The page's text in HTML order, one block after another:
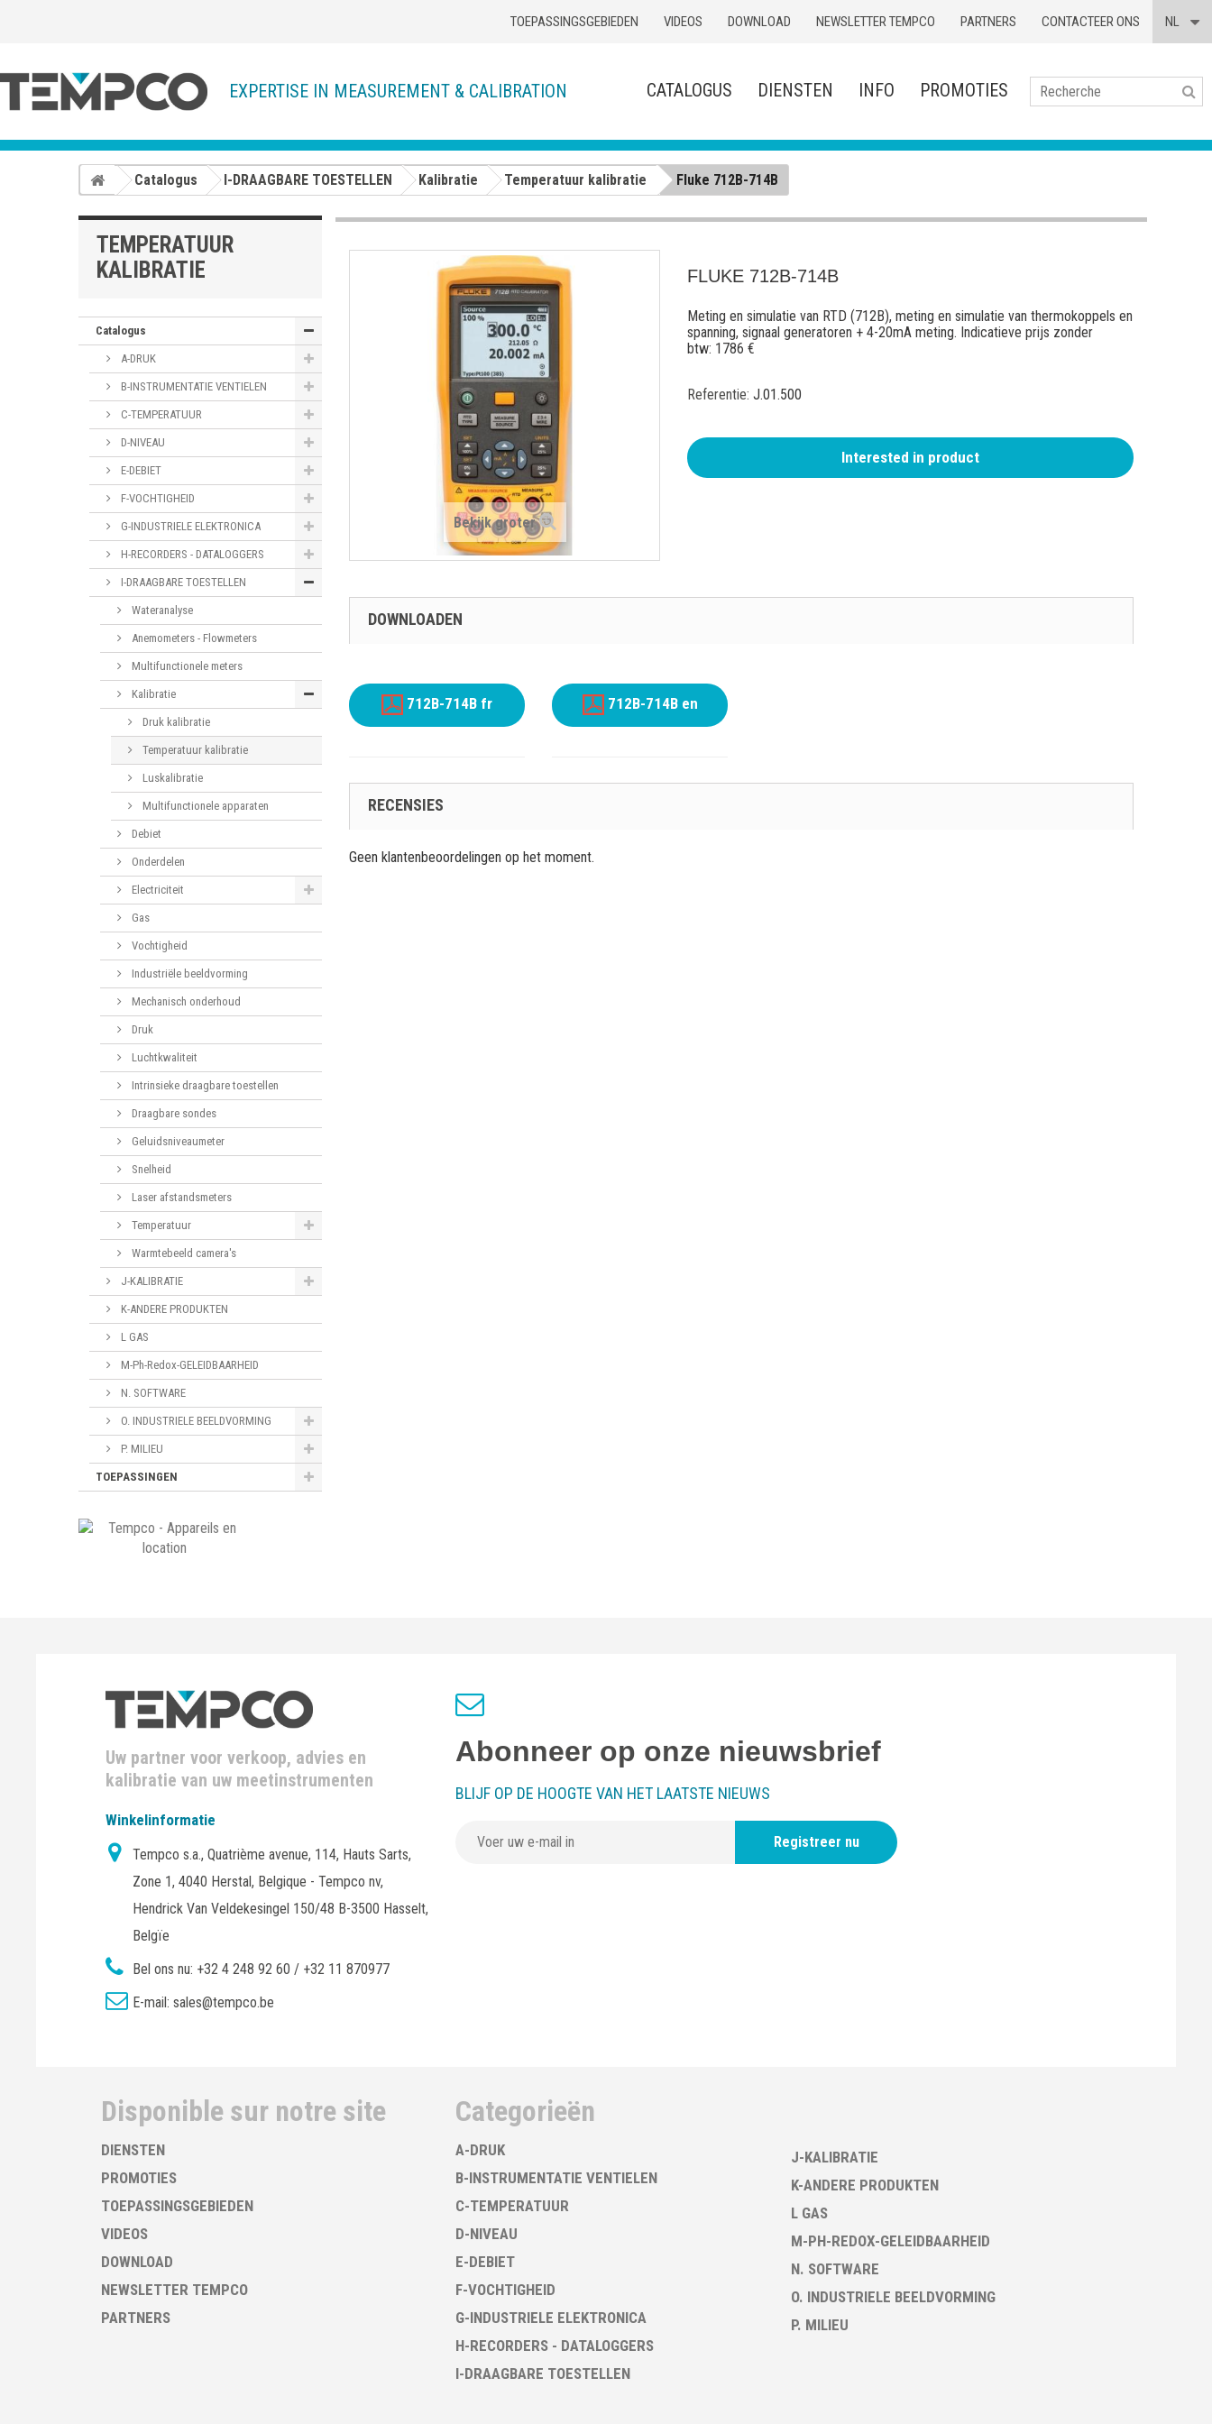
TOEPASSINGSGEBIEDEN VIDEOS DOWNLOAD NEWSLETTER TEMPCO PARTNERS NL
CONTACTEER ONS
EXPERTISE IN MEASUREMENT & CALIBRATION CATALOGUS DIENSTEN INFO PROMOTIES
Catalogus I-DRAAGBARE TOESTELLEN Kalibratie Temperatuur kalibratie Fluke 712B-714B
TEMPERATUUR
KALIBRATIE
Catalogus
A-DRUK
B-INSTRUMENTATIE VENTIELEN
C-TEMPERATUUR
D-NIVEAU
E-DEBIET
F-VOCHTIGHEID
G-INDUSTRIELE ELEKTRONICA
H-RECORDERS - DATALOGGERS
I-DRAAGBARE TOESTELLEN
Wateranalyse
Anemometers - Flowmeters
Multifunctionele meters
Kalibratie
Druk kalibratie
Temperatuur kalibratie
Luskalibratie
Multifunctionele apparaten
Debiet
Onderdelen
Electriciteit
Gas
Vochtigheid
Industriële beeldvorming
Mechanisch onderhoud
Druk
Luchtkwaliteit
Intrinsieke draagbare toestellen
Draagbare sondes
Geluidsniveaumeter
Snelheid
Laser afstandsmeters
Temperatuur
Warmtebeeld camera's
J-KALIBRATIE
K-ANDERE PRODUKTEN
L GAS
M-Ph-Redox-GELEIDBAARHEID
N. SOFTWARE
O. INDUSTRIELE BEELDVORMING
P. MILIEU
TOEPASSINGEN
Bekijk groter
FLUKE 712B-714B
Meting en simulatie van RTD (712B), meting en simulatie van thermokoppels en
spanning, signaal generatoren + 4-20mA meting. Indicatieve prijs zonder
btw: 1786 €
Referentie: J.01.500
Interested in product
DOWNLOADEN
712B-714B fr 712B-714B en
RECENSIES
Geen klantenbeoordelingen op het moment.
Abonneer op onze nieuwsbrief
BLIJF OP DE HOOGTE VAN HET LAATSTE NIEUWS
Registreer nu
Categorieën
A-DRUK
B-INSTRUMENTATIE VENTIELEN
C-TEMPERATUUR
D-NIVEAU
E-DEBIET
F-VOCHTIGHEID
G-INDUSTRIELE ELEKTRONICA
H-RECORDERS - DATALOGGERS
I-DRAAGBARE TOESTELLEN
J-KALIBRATIE
K-ANDERE PRODUKTEN
L GAS
M-PH-REDOX-GELEIDBAARHEID
N. SOFTWARE
O. INDUSTRIELE BEELDVORMING
P. MILIEU
Uw partner voor verkoop, advies en
kalibratie van uw meetinstrumenten
Winkelinformatie
Tempco s.a., Quatrième avenue, 114, Hauts Sarts,
Zone 1, 4040 Herstal, Belgique - Tempco nv,
Hendrick Van Veldekesingel 150/48 B-3500 Hasselt,
Belgïe
Bel ons nu: +32 4 248 92 60 / +32 11 870977
E-mail: sales@tempco.be
Disponible sur notre site
DIENSTEN
PROMOTIES
TOEPASSINGSGEBIEDEN
VIDEOS
DOWNLOAD
NEWSLETTER TEMPCO
PARTNERS